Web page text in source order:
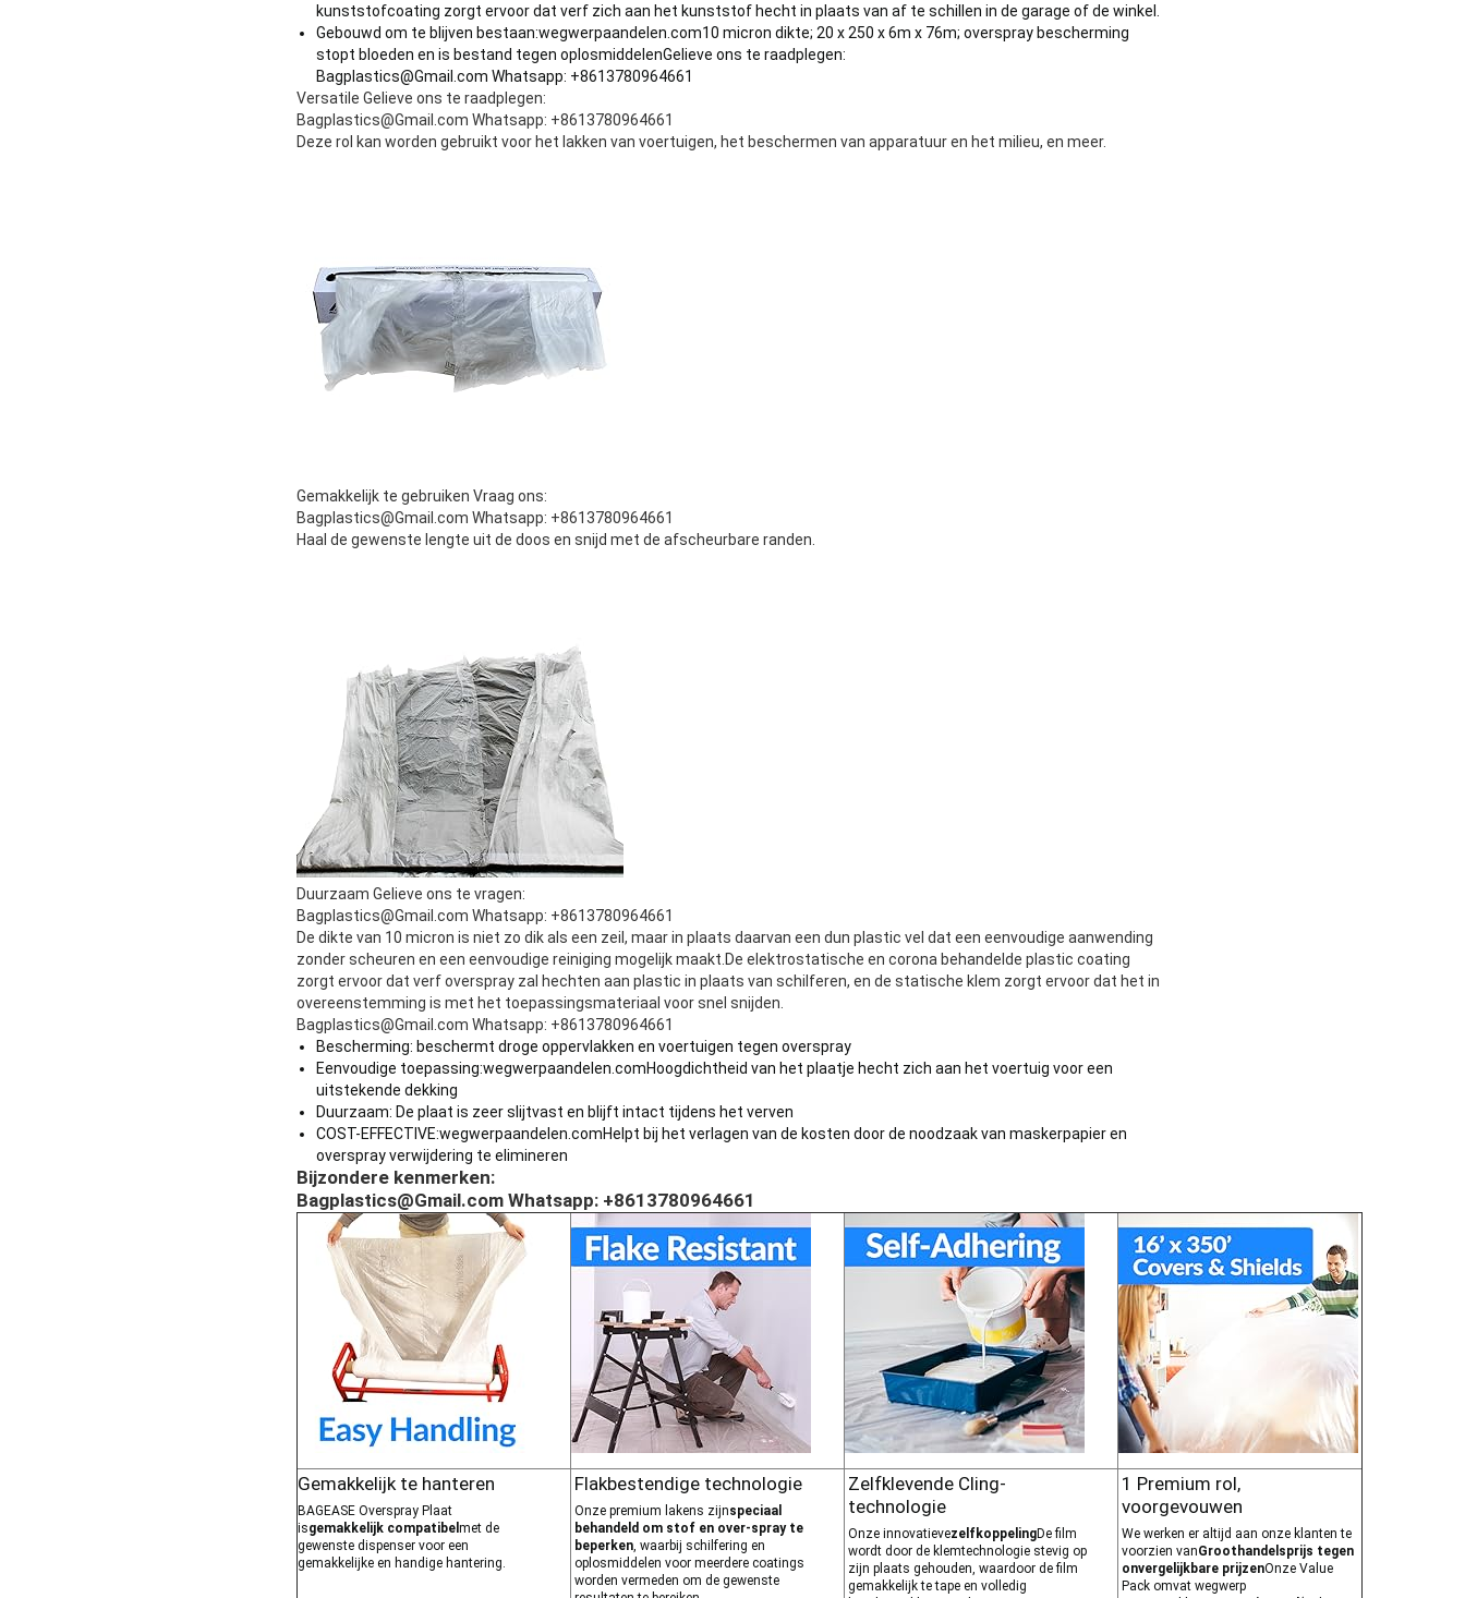
kunststofcoating zorgt ervoor dat verf zich aan het kunststof hecht in plaats van af te schillen in de garage of de winkel.
Gebouwd om te blijven bestaan:wegwerpaandelen.com10 micron dikte; 20 x 250 x 6m x 76m; overspray bescherming
stopt bloeden en is bestand tegen oplosmiddelenGelieve ons te raadplegen:
Bagplastics@Gmail.com Whatsapp: +8613780964661
Versatile Gelieve ons te raadplegen:
Bagplastics@Gmail.com Whatsapp: +8613780964661
Deze rol kan worden gebruikt voor het lakken van voertuigen, het beschermen van apparatuur en het milieu, en meer.
Gemakkelijk te gebruiken Vraag ons:
Bagplastics@Gmail.com Whatsapp: +8613780964661
Haal de gewenste lengte uit de doos en snijd met de afscheurbare randen.
Duurzaam Gelieve ons te vragen:
Bagplastics@Gmail.com Whatsapp: +8613780964661
De dikte van 10 micron is niet zo dik als een zeil, maar in plaats daarvan een dun plastic vel dat een eenvoudige aanwending
zonder scheuren en een eenvoudige reiniging mogelijk maakt.De elektrostatische en corona behandelde plastic coating
zorgt ervoor dat verf overspray zal hechten aan plastic in plaats van schilferen, en de statische klem zorgt ervoor dat het in
overeenstemming is met het toepassingsmateriaal voor snel snijden.
Bagplastics@Gmail.com Whatsapp: +8613780964661
Bescherming: beschermt droge oppervlakken en voertuigen tegen overspray
Eenvoudige toepassing:wegwerpaandelen.comHoogdichtheid van het plaatje hecht zich aan het voertuig voor een
uitstekende dekking
Duurzaam: De plaat is zeer slijtvast en blijft intact tijdens het verven
COST-EFFECTIVE:wegwerpaandelen.comHelpt bij het verlagen van de kosten door de noodzaak van maskerpapier en
overspray verwijdering te elimineren
Bijzondere kenmerken:
Bagplastics@Gmail.com Whatsapp: +8613780964661
Gemakkelijk te hanteren
BAGEASE Overspray Plaat
isgemakkelijk compatibel met de
gewenste dispenser voor een
gemakkelijke en handige hantering.
Flakbestendige technologie
Onze premium lakens zijnspeciaal
behandeld om stof en over-spray te
beperken, waarbij schilfering en
oplosmiddelen voor meerdere coatings
worden vermeden om de gewenste
Zelfklevende Cling-
technologie
Onze innovatievezelfkoppelingDe film
wordt door de klemtechnologie stevig op
zijn plaats gehouden, waardoor de film
gemakkelijk te tape en volledig
1 Premium rol,
voorgevouwen
We werken er altijd aan onze klanten te
voorzien vanGroothandelsprijs tegen
onvergelijkbare prijzenOnze Value
Pack omvat wegwerp